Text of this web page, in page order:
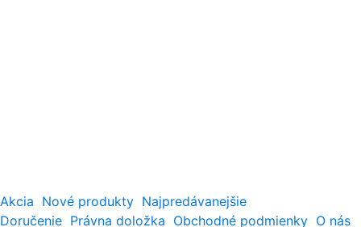
Akcia Nové produkty Najpredávanejšie
Doručenie Právna doložka Obchodné podmienky O nás